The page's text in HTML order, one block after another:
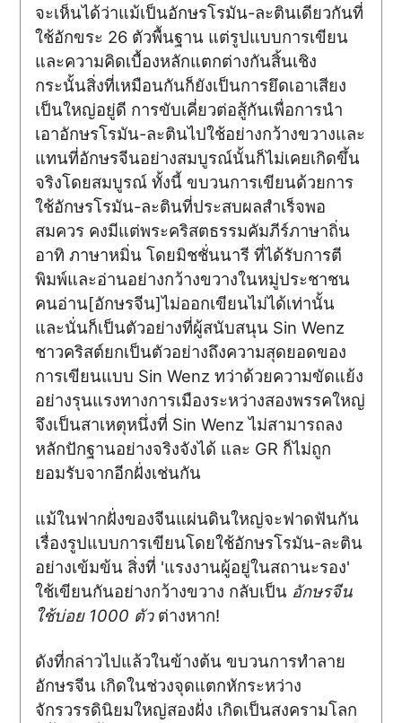
จะเห็นได้ว่าแม้เป็นอักษรโรมัน-ละตินเดียวกันที่
ใช้อักขระ 26 ตัวพื้นฐาน แต่รูปแบบการเขียน
และความคิดเบื้องหลักแตกต่างกันสิ้นเชิง
กระนั้นสิ่งที่เหมือนกันก็ยังเป็นการยึดเอาเสียง
เป็นใหญ่อยู่ดี การขับเคี่ยวต่อสู้กันเพื่อการนำ
เอาอักษรโรมัน-ละตินไปใช้อย่างกว้างขวางและ
แทนที่อักษรจีนอย่างสมบูรณ์นั้นก็ไม่เคยเกิดขึ้น
จริงโดยสมบูรณ์ ทั้งนี้ ขบวนการเขียนด้วยการ
ใช้อักษรโรมัน-ละตินที่ประสบผลสำเร็จพอ
สมควร คงมีแต่พระคริสตธรรมคัมภีร์ภาษาถิ่น
อาทิ ภาษาหมิ่น โดยมิชชั่นนารี ที่ได้รับการตี
พิมพ์และอ่านอย่างกว้างขวางในหมู่ประชาชน
คนอ่าน[อักษรจีน]ไม่ออกเขียนไม่ได้เท่านั้น
และนั่นก็เป็นตัวอย่างที่ผู้สนับสนุน Sin Wenz
ชาวคริสต์ยกเป็นตัวอย่างถึงความสุดยอดของ
การเขียนแบบ Sin Wenz ทว่าด้วยความขัดแย้ง
อย่างรุนแรงทางการเมืองระหว่างสองพรรคใหญ่
จึงเป็นสาเหตุหนึ่งที่ Sin Wenz ไม่สามารถลง
หลักปักฐานอย่างจริงจังได้ และ GR ก็ไม่ถูก
ยอมรับจากอีกฝั่งเช่นกัน
แม้ในฟากฝั่งของจีนแผ่นดินใหญ่จะฟาดฟันกัน
เรื่องรูปแบบการเขียนโดยใช้อักษรโรมัน-ละติน
อย่างเข้มข้น สิ่งที่ 'แรงงานผู้อยู่ในสถานะรอง'
ใช้เขียนกันอย่างกว้างขวาง กลับเป็น อักษรจีน
ใช้บ่อย 1000 ตัว ต่างหาก!
ดังที่กล่าวไปแล้วในข้างต้น ขบวนการทำลาย
อักษรจีน เกิดในช่วงจุดแตกหักระหว่าง
จักรวรรดินิยมใหญ่สองฝั่ง เกิดเป็นสงครามโลก